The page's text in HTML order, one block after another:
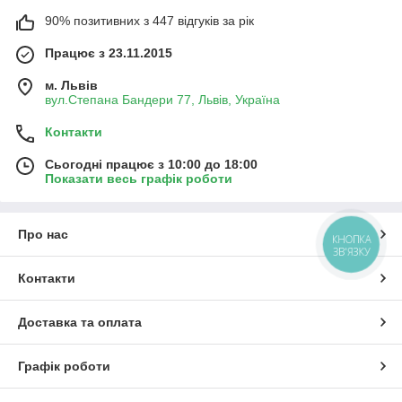
90% позитивних з 447 відгуків за рік
Працює з 23.11.2015
м. Львів
вул.Степана Бандери 77, Львів, Україна
Контакти
Сьогодні працює з 10:00 до 18:00
Показати весь графік роботи
Про нас
Контакти
Доставка та оплата
Графік роботи
КНОПКА
ЗВ'ЯЗКУ